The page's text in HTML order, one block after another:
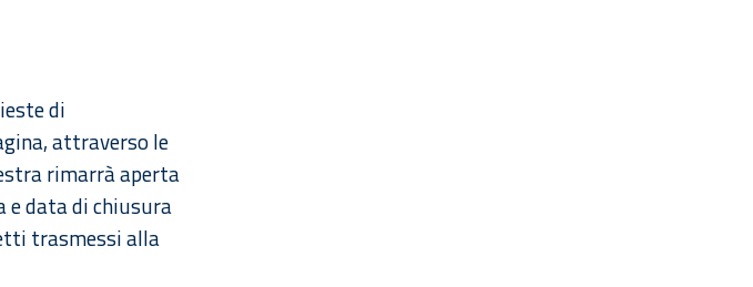
di
attraverso le
rimarrà aperta
e data di chiusura
trasmessi alla